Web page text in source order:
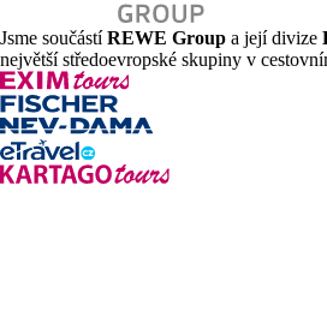
Bazény
Lehátka u bazénu
Slunečníky u bazénu
Fotogalerie
Jsme součástíREWE Group a její divize
největší středoevropské skupiny v